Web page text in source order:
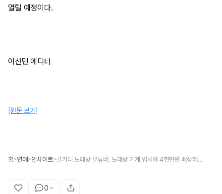
열릴 예정이다.
이선민 에디터
[원문 보기]
홈>연예>인사이트> 길거리 노래방 유튜버, 노래방 기계 업체에 4천만원 배상해야... 저작권 침해 인정
0